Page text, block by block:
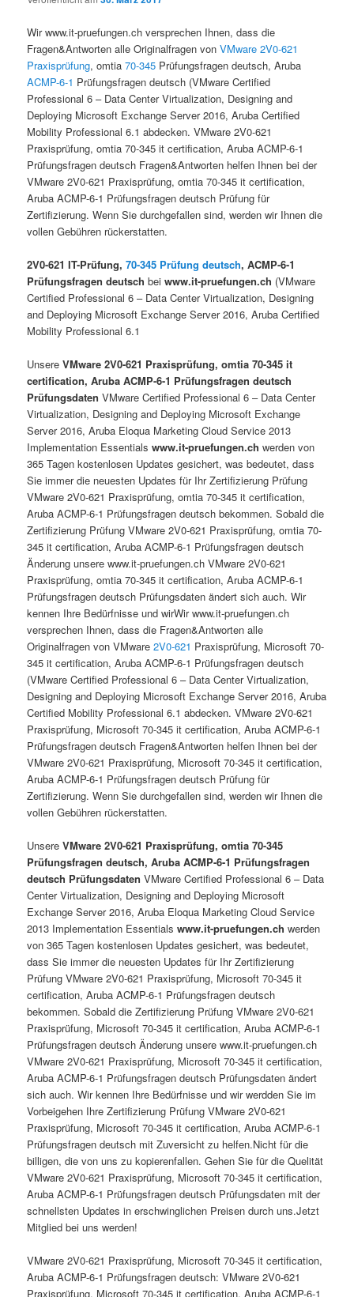
Wir www.it-pruefungen.ch versprechen Ihnen, dass die
Fragen&Antworten alle Originalfragen vonVMware 2V0-621
Praxisprüfung, omtia70-345 Prüfungsfragen deutsch, Aruba
ACMP-6-1 Prüfungsfragen deutsch (VMware Certified
Professional 6 – Data Center Virtualization, Designing and
Deploying Microsoft Exchange Server 2016, Aruba Certified
Mobility Professional 6.1 abdecken. VMware 2V0-621
Praxisprüfung, omtia 70-345 it certification, Aruba ACMP-6-1
Prüfungsfragen deutsch Fragen&Antworten helfen Ihnen bei der
VMware 2V0-621 Praxisprüfung, omtia 70-345 it certification,
Aruba ACMP-6-1 Prüfungsfragen deutsch Prüfung für
Zertifizierung. Wenn Sie durchgefallen sind, werden wir Ihnen die
vollen Gebühren rückerstatten.
2V0-621 IT-Prüfung,70-345 Prüfung deutsch, ACMP-6-1
Prüfungsfragen deutsch beiwww.it-pruefungen.ch (VMware
Certified Professional 6 – Data Center Virtualization, Designing
and Deploying Microsoft Exchange Server 2016, Aruba Certified
Mobility Professional 6.1
UnsereVMware 2V0-621 Praxisprüfung, omtia 70-345 it
certification, Aruba ACMP-6-1 Prüfungsfragen deutsch
Prüfungsdaten VMware Certified Professional 6 – Data Center
Virtualization, Designing and Deploying Microsoft Exchange
Server 2016, Aruba Eloqua Marketing Cloud Service 2013
Implementation Essentials www.it-pruefungen.chwerden von
365 Tagen kostenlosen Updates gesichert, was bedeutet, dass
Sie immer die neuesten Updates für Ihr Zertifizierung Prüfung
VMware 2V0-621 Praxisprüfung, omtia 70-345 it certification,
Aruba ACMP-6-1 Prüfungsfragen deutsch bekommen. Sobald die
Zertifizierung Prüfung VMware 2V0-621 Praxisprüfung, omtia 70-
345 it certification, Aruba ACMP-6-1 Prüfungsfragen deutsch
Änderung unsere www.it-pruefungen.ch VMware 2V0-621
Praxisprüfung, omtia 70-345 it certification, Aruba ACMP-6-1
Prüfungsfragen deutsch Prüfungsdaten ändert sich auch. Wir
kennen Ihre Bedürfnisse und wirWir www.it-pruefungen.ch
versprechen Ihnen, dass die Fragen&Antworten alle
Originalfragen von VMware2V0-621 Praxisprüfung, Microsoft 70-
345 it certification, Aruba ACMP-6-1 Prüfungsfragen deutsch
(VMware Certified Professional 6 – Data Center Virtualization,
Designing and Deploying Microsoft Exchange Server 2016, Aruba
Certified Mobility Professional 6.1 abdecken. VMware 2V0-621
Praxisprüfung, Microsoft 70-345 it certification, Aruba ACMP-6-1
Prüfungsfragen deutsch Fragen&Antworten helfen Ihnen bei der
VMware 2V0-621 Praxisprüfung, Microsoft 70-345 it certification,
Aruba ACMP-6-1 Prüfungsfragen deutsch Prüfung für
Zertifizierung. Wenn Sie durchgefallen sind, werden wir Ihnen die
vollen Gebühren rückerstatten.
UnsereVMware 2V0-621 Praxisprüfung, omtia 70-345
Prüfungsfragen deutsch, Aruba ACMP-6-1 Prüfungsfragen
deutsch Prüfungsdaten VMware Certified Professional 6 – Data
Center Virtualization, Designing and Deploying Microsoft
Exchange Server 2016, Aruba Eloqua Marketing Cloud Service
2013 Implementation Essentials www.it-pruefungen.chwerden
von 365 Tagen kostenlosen Updates gesichert, was bedeutet,
dass Sie immer die neuesten Updates für Ihr Zertifizierung
Prüfung VMware 2V0-621 Praxisprüfung, Microsoft 70-345 it
certification, Aruba ACMP-6-1 Prüfungsfragen deutsch
bekommen. Sobald die Zertifizierung Prüfung VMware 2V0-621
Praxisprüfung, Microsoft 70-345 it certification, Aruba ACMP-6-1
Prüfungsfragen deutsch Änderung unsere www.it-pruefungen.ch
VMware 2V0-621 Praxisprüfung, Microsoft 70-345 it certification,
Aruba ACMP-6-1 Prüfungsfragen deutsch Prüfungsdaten ändert
sich auch. Wir kennen Ihre Bedürfnisse und wir werdden Sie im
Vorbeigehen Ihre Zertifizierung Prüfung VMware 2V0-621
Praxisprüfung, Microsoft 70-345 it certification, Aruba ACMP-6-1
Prüfungsfragen deutsch mit Zuversicht zu helfen.Nicht für die
billigen, die von uns zu kopierenfallen. Gehen Sie für die Quelität
VMware 2V0-621 Praxisprüfung, Microsoft 70-345 it certification,
Aruba ACMP-6-1 Prüfungsfragen deutsch Prüfungsdaten mit der
schnellsten Updates in erschwinglichen Preisen durch uns.Jetzt
Mitglied bei uns werden!
VMware 2V0-621 Praxisprüfung, Microsoft 70-345 it certification,
Aruba ACMP-6-1 Prüfungsfragen deutsch: VMware 2V0-621
Praxisprüfung, Microsoft 70-345 it certification, Aruba ACMP-6-1